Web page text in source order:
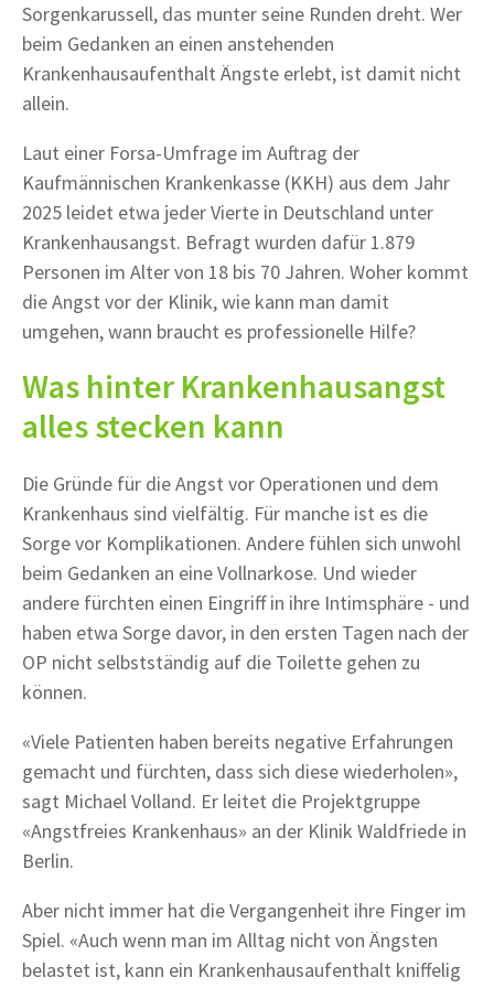
Sorgenkarussell, das munter seine Runden dreht. Wer
beim Gedanken an einen anstehenden
Krankenhausaufenthalt Ängste erlebt, ist damit nicht
allein.
Laut einer Forsa-Umfrage im Auftrag der
Kaufmännischen Krankenkasse (KKH) aus dem Jahr
2025 leidet etwa jeder Vierte in Deutschland unter
Krankenhausangst. Befragt wurden dafür 1.879
Personen im Alter von 18 bis 70 Jahren. Woher kommt
die Angst vor der Klinik, wie kann man damit
umgehen, wann braucht es professionelle Hilfe?
Was hinter Krankenhausangst
alles stecken kann
Die Gründe für die Angst vor Operationen und dem
Krankenhaus sind vielfältig. Für manche ist es die
Sorge vor Komplikationen. Andere fühlen sich unwohl
beim Gedanken an eine Vollnarkose. Und wieder
andere fürchten einen Eingriff in ihre Intimsphäre - und
haben etwa Sorge davor, in den ersten Tagen nach der
OP nicht selbstständig auf die Toilette gehen zu
können.
«Viele Patienten haben bereits negative Erfahrungen
gemacht und fürchten, dass sich diese wiederholen»,
sagt Michael Volland. Er leitet die Projektgruppe
«Angstfreies Krankenhaus» an der Klinik Waldfriede in
Berlin.
Aber nicht immer hat die Vergangenheit ihre Finger im
Spiel. «Auch wenn man im Alltag nicht von Ängsten
belastet ist, kann ein Krankenhausaufenthalt kniffelig